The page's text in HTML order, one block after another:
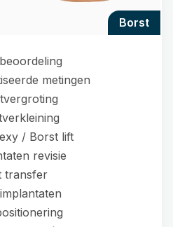
borst
metingen
/ Borst lift
revisie
transfer